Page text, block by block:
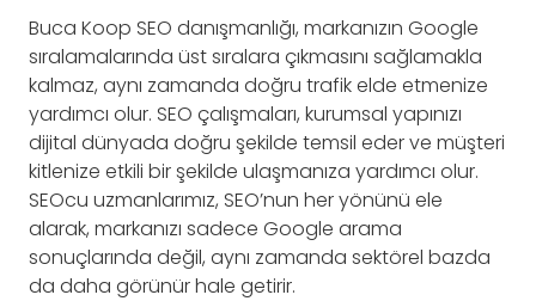
Buca Koop SEO danışmanlığı, markanızın Google
sıralamalarında üst sıralara çıkmasını sağlamakla
kalmaz, aynı zamanda doğru trafik elde etmenize
yardımcı olur. SEO çalışmaları, kurumsal yapınızı
dijital dünyada doğru şekilde temsil eder ve müşteri
kitlenize etkili bir şekilde ulaşmanıza yardımcı olur.
SEOcu uzmanlarımız, SEO’nun her yönünü ele
alarak, markanızı sadece Google arama
sonuçlarında değil, aynı zamanda sektörel bazda
da daha görünür hale getirir.